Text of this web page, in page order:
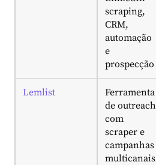
scraping,
CRM,
automação
e
prospecção
Lemlist
Ferramenta
de outreach
com
scraper e
campanhas
multicanais